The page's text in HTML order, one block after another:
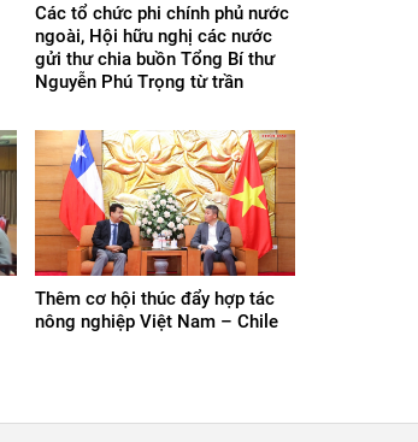
Các tổ chức phi chính phủ nước
ngoài, Hội hữu nghị các nước
gửi thư chia buồn Tổng Bí thư
Nguyễn Phú Trọng từ trần
Thêm cơ hội thúc đẩy hợp tác
nông nghiệp Việt Nam – Chile